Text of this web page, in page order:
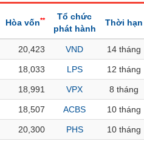
Hòa vốn**
Tổ chức
phát hành
Thời hạn
20,423 VND 14 tháng
18,033 LPS 12 tháng
18,991 VPX 8 tháng
18,507 ACBS 10 tháng
20,300 PHS 10 tháng
Hợp đồng tương lai Trái phiếu